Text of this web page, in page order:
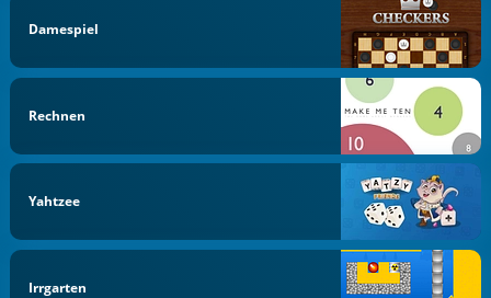
Damespiel
Rechnen
Yahtzee
Irrgarten